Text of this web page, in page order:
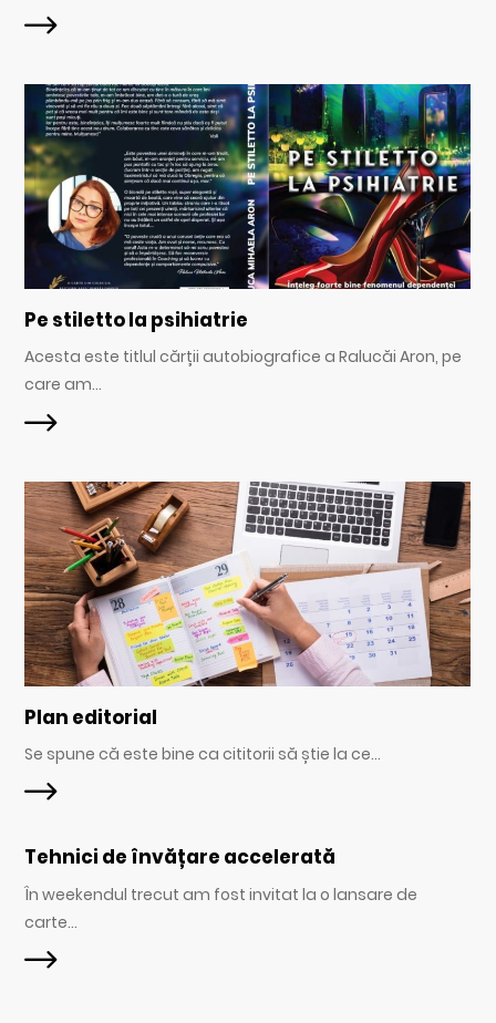
Pe stiletto la psihiatrie
Acesta este titlul cărții autobiografice a Ralucăi Aron, pe
care am...
Plan editorial
Se spune că este bine ca cititorii să știe la ce...
Tehnici de învățare accelerată
În weekendul trecut am fost invitat la o lansare de
carte...